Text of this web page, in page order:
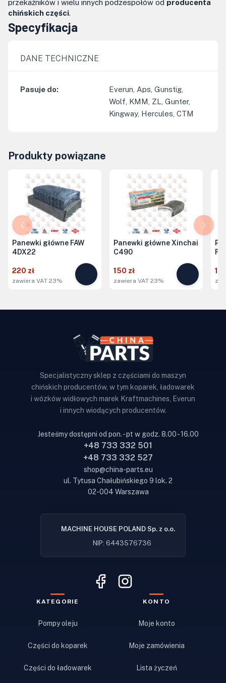
przekaźników i wielu innych podzespołów od producenta
chińskich części.
Specyfikacja
DANE TECHNICZNE
Pasuje do:
Everun, Aps, Gunstig,
Wolf, KMM, ZL, Gunter,
Kingway, Hercules, CTM
Produkty powiązane
Panewki główne FAW
4DX22
220 zł
zawiera VAT 23%
Panewki główne Xinchai
C490
150 zł
zawiera VAT 23%
Specjalistyczny sklep z częściami do maszyn
chińskich producentów, w tym koparek, ładowarek
i wózków widłowych marek Kraftmachines, Everun
i innych wiodących producentów.
Jesteśmy dostępni od pon. - pt w godz. 8.00 - 16.00
+48 733 332 501
+48 733 332 527
shop@china-parts.eu
ul. Tytusa Chałubińskiego 9 lok. 2
02-004 Warszawa
MACHINE HOUSE POLAND Sp. z o.o.
NIP: 6443576736
KATEGORIE
Pompy oleju
Części do koparek
Części do ładowarek
KONTO
Moje konto
Moje zamówienia
Lista życzeń